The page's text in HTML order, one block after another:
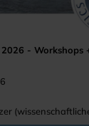
- Workshops